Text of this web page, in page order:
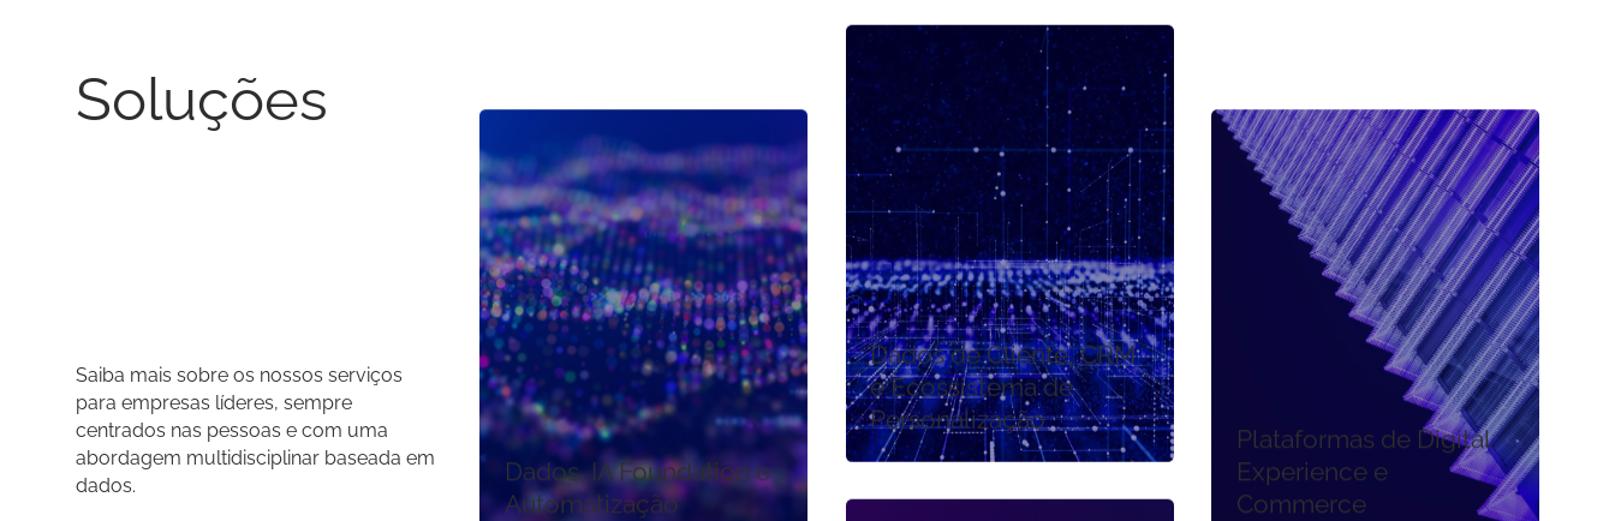
Soluções
Saiba mais sobre os nossos serviços
para empresas líderes, sempre
centrados nas pessoas e com uma
abordagem multidisciplinar baseada em
dados.
Dados, IA Foundation e
Automatização
Dados de Cliente, CRM
e Ecossistema de
Personalização
Plataformas de Digital
Experience e
Commerce